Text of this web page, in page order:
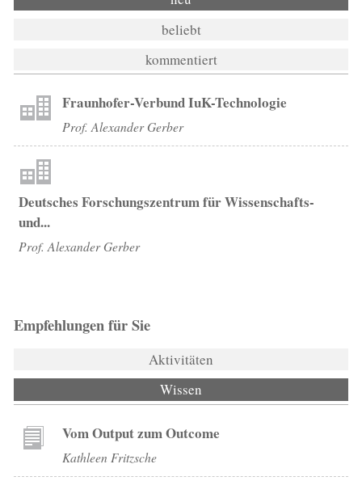
beliebt
kommentiert
Fraunhofer-Verbund IuK-Technologie
Prof. Alexander Gerber
Deutsches Forschungszentrum für Wissenschafts-
und...
Prof. Alexander Gerber
Empfehlungen für Sie
Aktivitäten
Wissen
Vom Output zum Outcome
Kathleen Fritzsche